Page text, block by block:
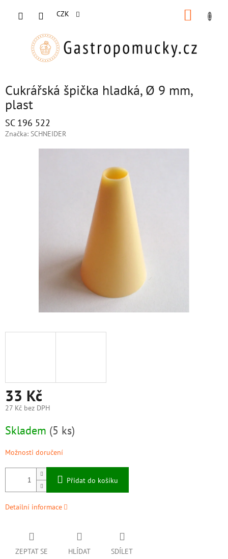
CZK
Cukrářská špička hladká, Ø 9 mm,
plast
SC 196 522
Značka: SCHNEIDER
33 Kč
27 Kč bez DPH
cena:
Skladem (5 ks)
Možnosti doručení
Přidat do košíku
Detailní informace
ZEPTAT SE HLÍDAT SDÍLET